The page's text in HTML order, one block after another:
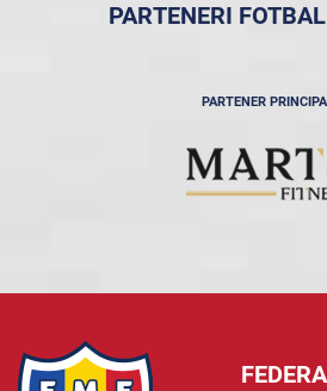
PARTENERI
PARTENER